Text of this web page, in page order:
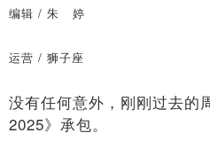
编辑 / 朱 婷
运营 / 狮子座
没有任何意外，刚刚过去的
2025》承包。